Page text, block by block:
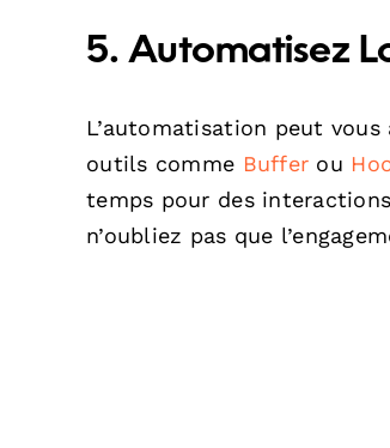
5. Automatisez
L’automatisation peut
outils comme Buffer ou
temps pour des
n’oubliez pas que